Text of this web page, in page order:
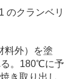
のクランベリ
料外）を塗
る。180℃に予